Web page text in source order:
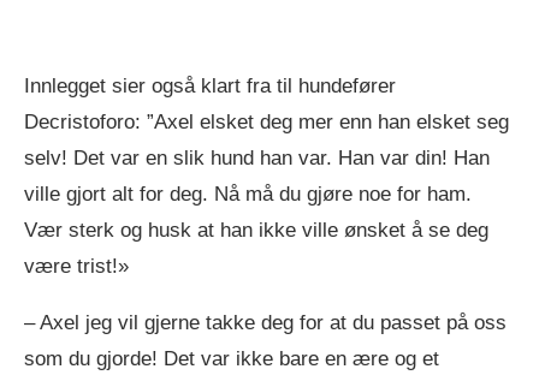
Innlegget sier også klart fra til hundefører
Decristoforo: ”Axel elsket deg mer enn han elsket seg
selv! Det var en slik hund han var. Han var din! Han
ville gjort alt for deg. Nå må du gjøre noe for ham.
Vær sterk og husk at han ikke ville ønsket å se deg
være trist!»
– Axel jeg vil gjerne takke deg for at du passet på oss
som du gjorde! Det var ikke bare en ære og et